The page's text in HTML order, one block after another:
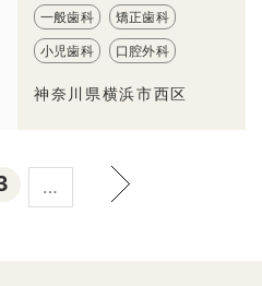
一般歯科 矯正歯科
小児歯科 口腔外科
神奈川県横浜市西区
…